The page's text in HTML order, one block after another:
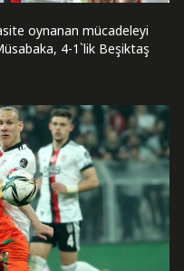
oynanan mücadeleyi
4-1`lik Beşiktaş